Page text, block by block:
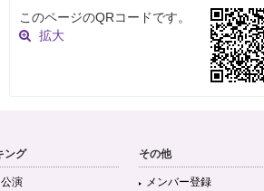
このページのQRコードです。
拡大
ング
演
その他
メンバー登録